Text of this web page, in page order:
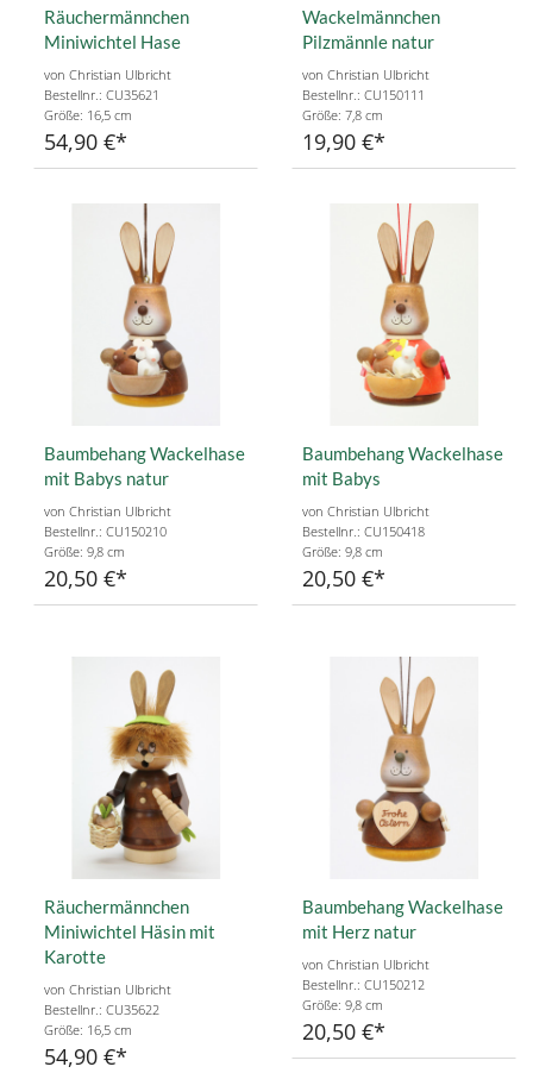
Räuchermännchen
Miniwichtel Hase
von Christian Ulbricht
Bestellnr.: CU35621
Größe: 16,5 cm
54,90 €
Wackelmännchen
Pilzmännle natur
von Christian Ulbricht
Bestellnr.: CU150111
Größe: 7,8 cm
19,90 €
Baumbehang Wackelhase
mit Babys natur
von Christian Ulbricht
Bestellnr.: CU150210
Größe: 9,8 cm
20,50 €
Baumbehang Wackelhase
mit Babys
von Christian Ulbricht
Bestellnr.: CU150418
Größe: 9,8 cm
20,50 €
Räuchermännchen
Miniwichtel Häsin mit
Karotte
von Christian Ulbricht
Bestellnr.: CU35622
Größe: 16,5 cm
54,90 €
Baumbehang Wackelhase
mit Herz natur
von Christian Ulbricht
Bestellnr.: CU150212
Größe: 9,8 cm
20,50 €